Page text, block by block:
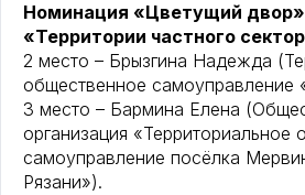
Номинация «Цветущий
«Территории частного
2 место – Брызгина Надежда
общественное самоуправление
3 место – Бармина Елена
организация «Территориальное
самоуправление посёлка
Рязани»).